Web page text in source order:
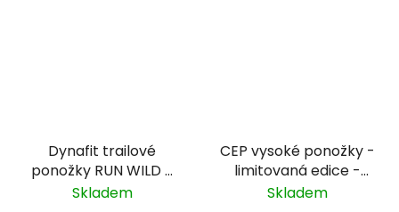
Dynafit trailové
ponožky RUN WILD -
oranžová
Skladem
CEP vysoké ponožky -
limitovaná edice -
pánské - černá/
Skladem